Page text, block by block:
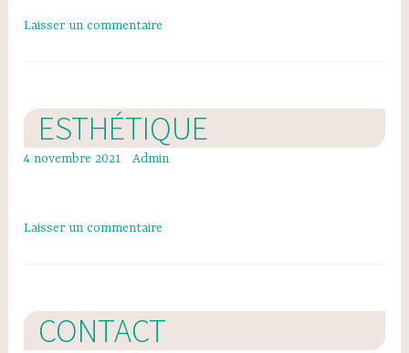
Laisser un commentaire
ESTHÉTIQUE
4 novembre 2021 Admin
Laisser un commentaire
CONTACT